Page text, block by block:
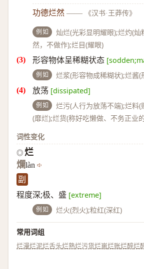
功德烂然 —— 《汉书·王莽传》
例如
灿烂(光彩显明耀眼);烂灼(灿
然，不做作);烂目(耀眼)
形容物体呈稀糊状态
例如 烂浆(形容物成稀糊状);烂酱
放荡 [dissipated]
例如
烂污(人行为放荡不端);烂料
(靡烂);烂货(称好吃懒做、不务正业
词性变化
◎ 烂
爛làn
副
程度深;极、盛 [extreme]
例如 烂火(烈火);粒红(深红)
常用词组
烂漫烂泥烂舌头烂熟烂污货烂崽烂账烂醉烂